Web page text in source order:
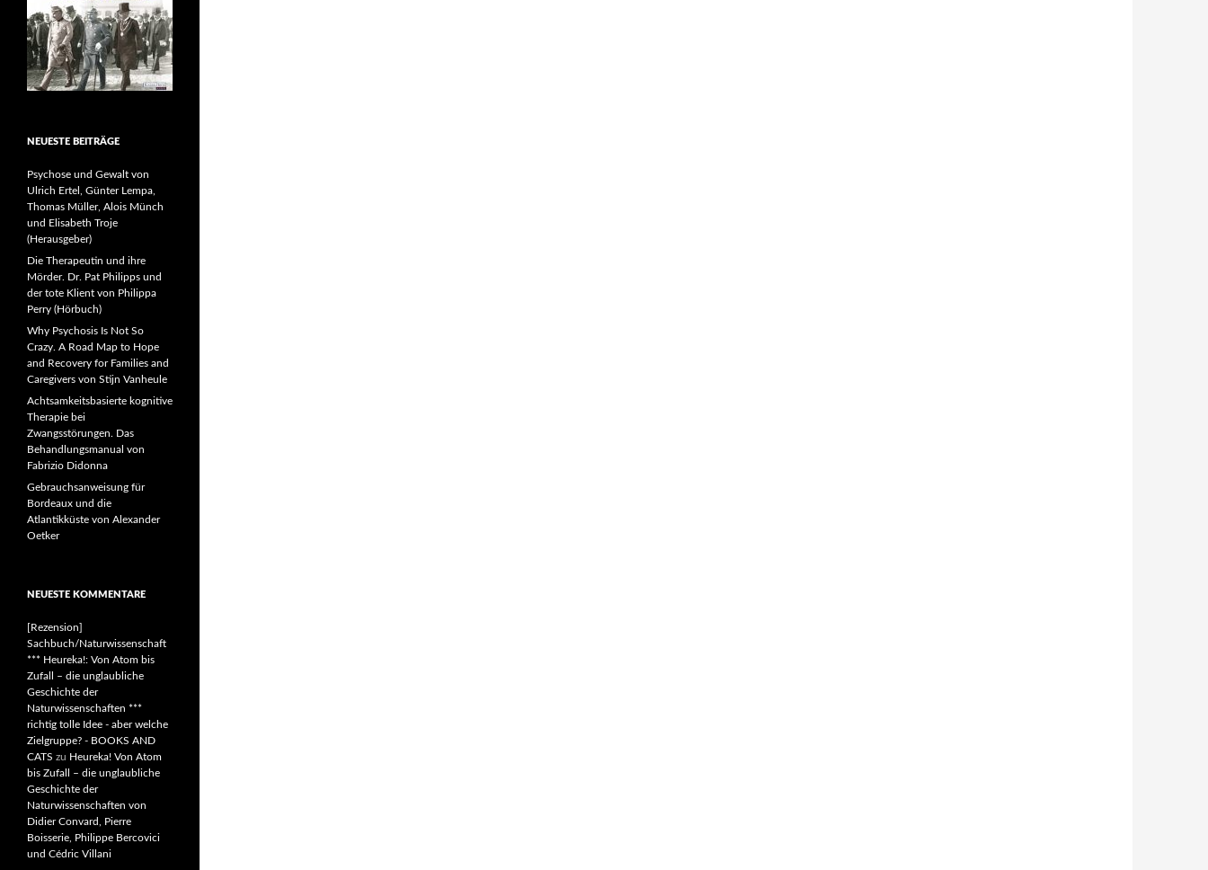
NEUESTE BEITRÄGE
Psychose und Gewalt von
Ulrich Ertel, Günter Lempa,
Thomas Müller, Alois Münch
und Elisabeth Troje
(Herausgeber)
Die Therapeutin und ihre
Mörder. Dr. Pat Philipps und
der tote Klient von Philippa
Perry (Hörbuch)
Why Psychosis Is Not So
Crazy. A Road Map to Hope
and Recovery for Families and
Caregivers von Stijn Vanheule
Achtsamkeitsbasierte kognitive
Therapie bei
Zwangsstörungen. Das
Behandlungsmanual von
Fabrizio Didonna
Gebrauchsanweisung für
Bordeaux und die
Atlantikküste von Alexander
Oetker
NEUESTE KOMMENTARE
[Rezension]
Sachbuch/Naturwissenschaft
*** Heureka!: Von Atom bis
Zufall – die unglaubliche
Geschichte der
Naturwissenschaften ***
richtig tolle Idee - aber welche
Zielgruppe? - BOOKS AND
CATS zu Heureka! Von Atom
bis Zufall – die unglaubliche
Geschichte der
Naturwissenschaften von
Didier Convard, Pierre
Boisserie, Philippe Bercovici
und Cédric Villani